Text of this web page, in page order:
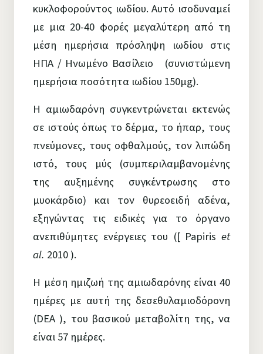
κυκλοφορούντος ιωδίου. Αυτό ισοδυναμεί
με μια 20-40 φορές μεγαλύτερη από τη
μέση ημερήσια πρόσληψη ιωδίου στις
ΗΠΑ / Ηνωμένο Βασίλειο (συνιστώμενη
ημερήσια ποσότητα ιωδίου 150μg).
Η αμιωδαρόνη συγκεντρώνεται εκτενώς
σε ιστούς όπως το δέρμα, το ήπαρ, τους
πνεύμονες, τους οφθαλμούς, τον λιπώδη
ιστό, τους μύς (συμπεριλαμβανομένης
της αυξημένης συγκέντρωσης στο
μυοκάρδιο) και τον θυρεοειδή αδένα,
εξηγώντας τις ειδικές για το όργανο
ανεπιθύμητες ενέργειες του ([ Papiris et
al. 2010 ).
Η μέση ημιζωή της αμιωδαρόνης είναι 40
ημέρες με αυτή της δεσεθυλαμιοδόρονη
(DEA ), του βασικού μεταβολίτη της, να
είναι 57 ημέρες.